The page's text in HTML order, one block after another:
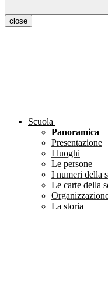
close
Scuola
Panoramica
Presentazione
I luoghi
Le persone
I numeri della
Le carte della
La storia